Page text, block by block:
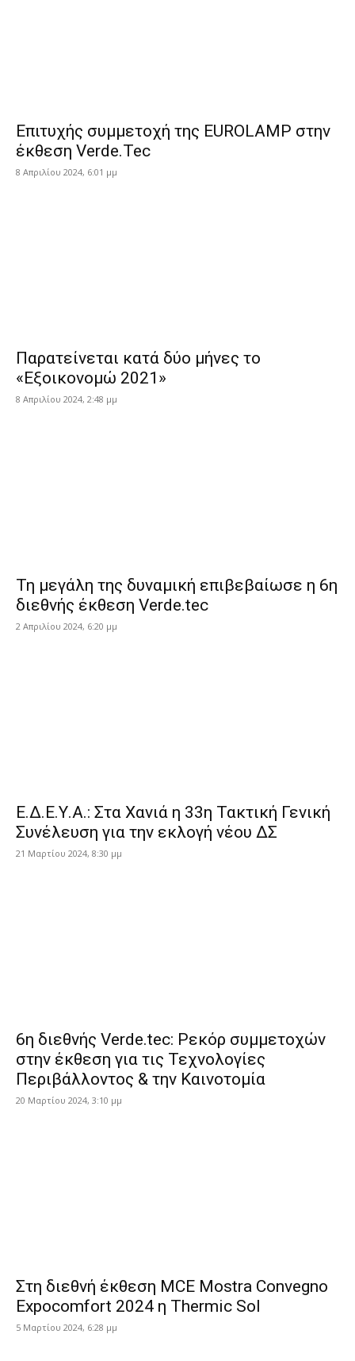
Επιτυχής συμμετοχή της EUROLAMP στην
έκθεση Verde.Tec
8 Απριλίου 2024, 6:01 μμ
Παρατείνεται κατά δύο μήνες το
«Εξοικονομώ 2021»
8 Απριλίου 2024, 2:48 μμ
Τη μεγάλη της δυναμική επιβεβαίωσε η 6η
διεθνής έκθεση Verde.tec
2 Απριλίου 2024, 6:20 μμ
Ε.Δ.Ε.Υ.Α.: Στα Χανιά η 33η Τακτική Γενική
Συνέλευση για την εκλογή νέου ΔΣ
21 Μαρτίου 2024, 8:30 μμ
6η διεθνής Verde.tec: Ρεκόρ συμμετοχών
στην έκθεση για τις Τεχνολογίες
Περιβάλλοντος & την Καινοτομία
20 Μαρτίου 2024, 3:10 μμ
Στη διεθνή έκθεση MCE Mostra Convegno
Expocomfort 2024 η Thermic Sol
5 Μαρτίου 2024, 6:28 μμ